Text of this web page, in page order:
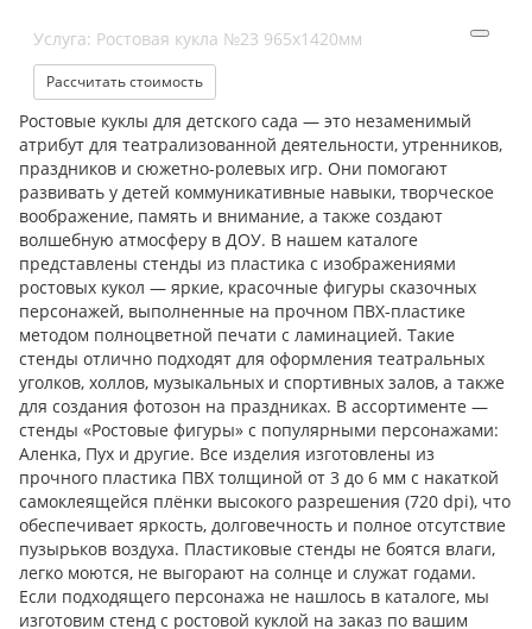
Услуга: Ростовая кукла №23 965х1420мм
Рассчитать стоимость
Ростовые куклы для детского сада — это незаменимый
атрибут для театрализованной деятельности, утренников,
праздников и сюжетно-ролевых игр. Они помогают
развивать у детей коммуникативные навыки, творческое
воображение, память и внимание, а также создают
волшебную атмосферу в ДОУ. В нашем каталоге
представлены стенды из пластика с изображениями
ростовых кукол — яркие, красочные фигуры сказочных
персонажей, выполненные на прочном ПВХ-пластике
методом полноцветной печати с ламинацией. Такие
стенды отлично подходят для оформления театральных
уголков, холлов, музыкальных и спортивных залов, а также
для создания фотозон на праздниках. В ассортименте —
стенды «Ростовые фигуры» с популярными персонажами:
Аленка, Пух и другие. Все изделия изготовлены из
прочного пластика ПВХ толщиной от 3 до 6 мм с накаткой
самоклеящейся плёнки высокого разрешения (720 dpi), что
обеспечивает яркость, долговечность и полное отсутствие
пузырьков воздуха. Пластиковые стенды не боятся влаги,
легко моются, не выгорают на солнце и служат годами.
Если подходящего персонажа не нашлось в каталоге, мы
изготовим стенд с ростовой куклой на заказ по вашим